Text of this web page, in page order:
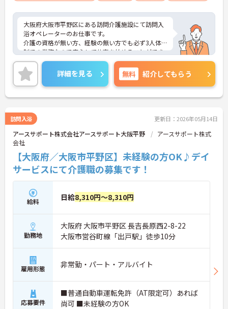
大阪府大阪市平野区にある訪問介護施設にて訪問入
浴オペレーターのお仕事です。
介護の資格が無い方、経験の無い方でも必ず3人体
制での業務なので安心して仕事を始めることができ
ます！
ご興味ある方には、面接対策ポイントなど、さらに
詳細をお話しいたしますのでお気軽にご相談くださ
い。
詳細を見る 無料 紹介してもらう
訪問入浴 更新日：2026年05月14日
アースサポート株式会社アースサポート大阪平野
アースサポート株式
会社
【大阪府／大阪市平野区】未経験の方OK♪デイ
サービスにて介護職の募集です！
給料 日給8,310円～8,310円
勤務地
大阪府 大阪市平野区 長吉長原西2-8-22
大阪市営谷町線「出戸駅」徒歩10分
雇用形態 非常勤・パート・アルバイト
応募要件
■普通自動車運転免許（AT限定可）あれば
尚可 ■未経験の方OK